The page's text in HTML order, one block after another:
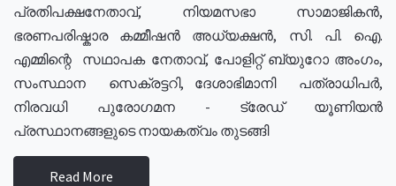
പ്രതിപക്ഷനേതാവ്, നിയമസഭാ സാമാജികൻ,
ഭരണപരിഷ്കാര കമ്മീഷൻ അധ്യക്ഷൻ, സി. പി. ഐ.
എമ്മിന്റെ സഥാപക നേതാവ്, പോളിറ്റ് ബ്യുറോ അംഗം,
സംസ്ഥാന സെക്രട്ടറി, ദേശാഭിമാനി പത്രാധിപർ,
നിരവധി പുരോഗമന - ട്രേഡ് യൂണിയൻ
പ്രസ്ഥാനങ്ങളുടെ നായകത്വം തുടങ്ങി
Read More